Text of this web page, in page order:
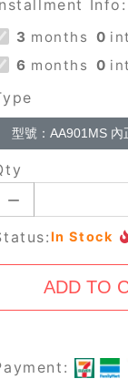
Info:
3 months 0
6 months 0
型號：AA901MS
In Stock